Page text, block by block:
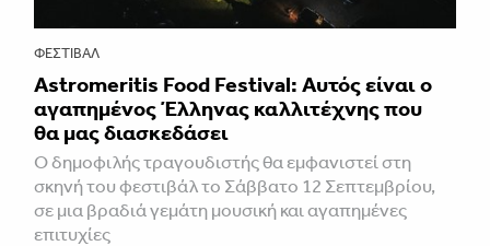
ΦΕΣΤΙΒΑΛ
Astromeritis Food Festival: Αυτός είναι ο
αγαπημένος Έλληνας καλλιτέχνης που
θα μας διασκεδάσει
Ο δημοφιλής τραγουδιστής θα εμφανιστεί στη
σκηνή του φεστιβάλ το Σάββατο 12 Σεπτεμβρίου,
σε μια βραδιά γεμάτη μουσική και αγαπημένες
επιτυχίες